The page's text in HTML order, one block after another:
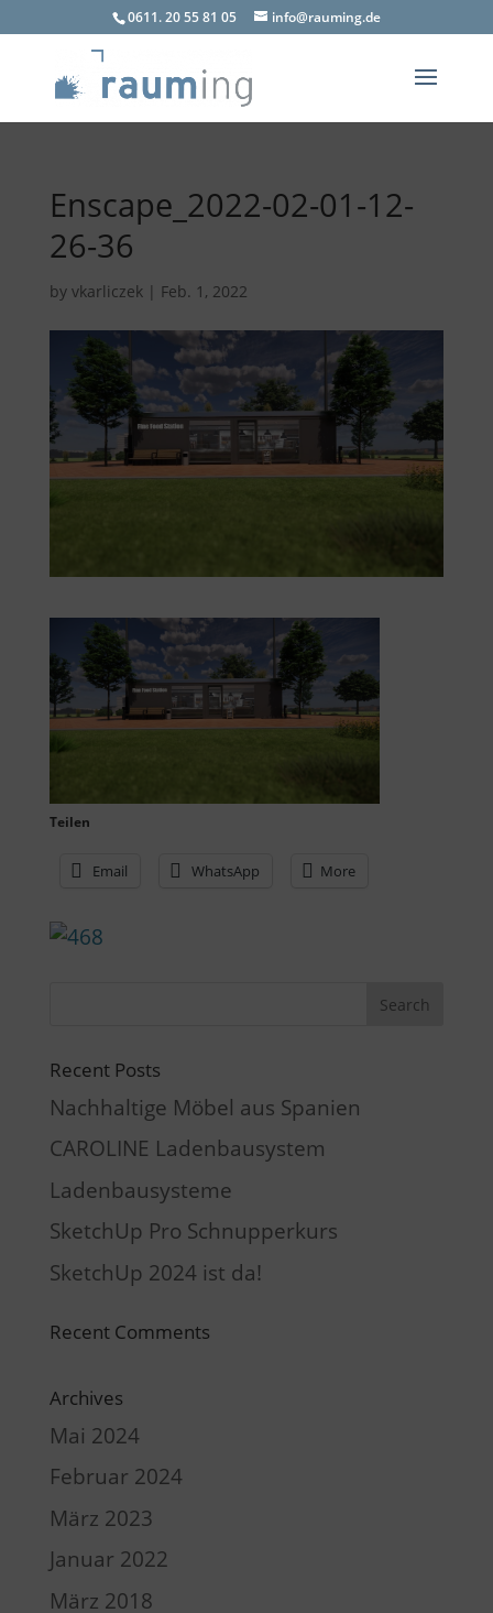
0611. 20 55 81 05 info@rauming.de
Enscape_2022-02-01-12-
26-36
by vkarliczek| Feb. 1, 2022
Teilen
Email WhatsApp More
Recent Posts
Nachhaltige Möbel aus Spanien
CAROLINE Ladenbausystem
Ladenbausysteme
SketchUp Pro Schnupperkurs
SketchUp 2024 ist da!
Recent Comments
Archives
Mai 2024
Februar 2024
März 2023
Januar 2022
März 2018